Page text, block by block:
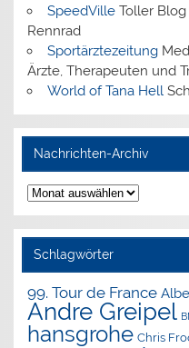
SpeedVilleToller Blog
Rennrad
Sportärztezeitung
Ärzte, Therapeuten und
World of Tana Hell
Nachrichten-Archiv
Nachrichten-
Archiv
Schlagwörter
99. Tour de France
Andre Greipel
hansgrohe Chris